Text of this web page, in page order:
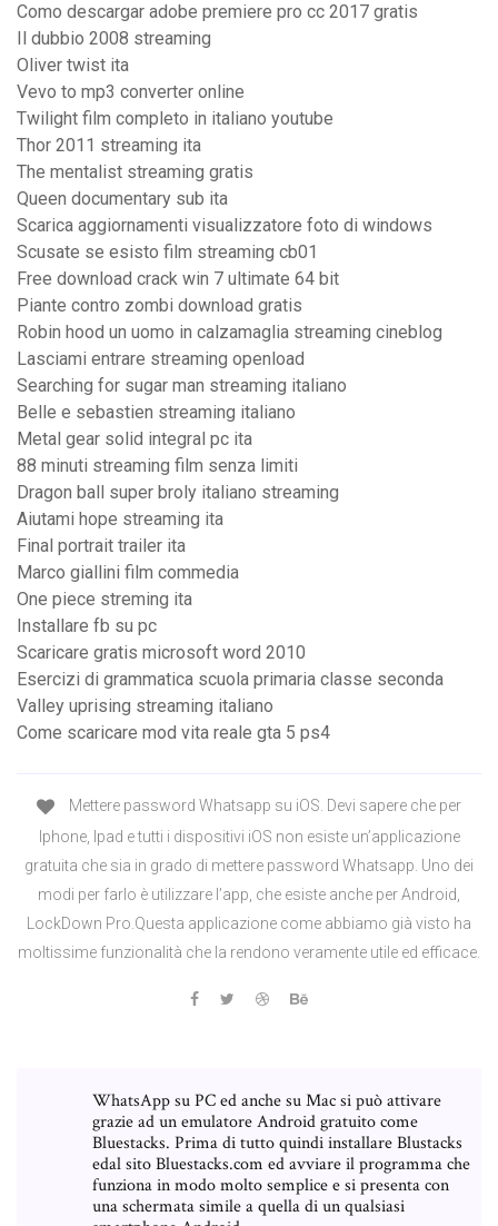
Como descargar adobe premiere pro cc 2017 gratis
Il dubbio 2008 streaming
Oliver twist ita
Vevo to mp3 converter online
Twilight film completo in italiano youtube
Thor 2011 streaming ita
The mentalist streaming gratis
Queen documentary sub ita
Scarica aggiornamenti visualizzatore foto di windows
Scusate se esisto film streaming cb01
Free download crack win 7 ultimate 64 bit
Piante contro zombi download gratis
Robin hood un uomo in calzamaglia streaming cineblog
Lasciami entrare streaming openload
Searching for sugar man streaming italiano
Belle e sebastien streaming italiano
Metal gear solid integral pc ita
88 minuti streaming film senza limiti
Dragon ball super broly italiano streaming
Aiutami hope streaming ita
Final portrait trailer ita
Marco giallini film commedia
One piece streming ita
Installare fb su pc
Scaricare gratis microsoft word 2010
Esercizi di grammatica scuola primaria classe seconda
Valley uprising streaming italiano
Come scaricare mod vita reale gta 5 ps4
Mettere password Whatsapp su iOS. Devi sapere che per
Iphone, Ipad e tutti i dispositivi iOS non esiste un’applicazione
gratuita che sia in grado di mettere password Whatsapp. Uno dei
modi per farlo è utilizzare l’app, che esiste anche per Android,
LockDown Pro.Questa applicazione come abbiamo già visto ha
moltissime funzionalità che la rendono veramente utile ed efficace.
WhatsApp su PC ed anche su Mac si può attivare
grazie ad un emulatore Android gratuito come
Bluestacks. Prima di tutto quindi installare Blustacks
edal sito Bluestacks.com ed avviare il programma che
funziona in modo molto semplice e si presenta con
una schermata simile a quella di un qualsiasi